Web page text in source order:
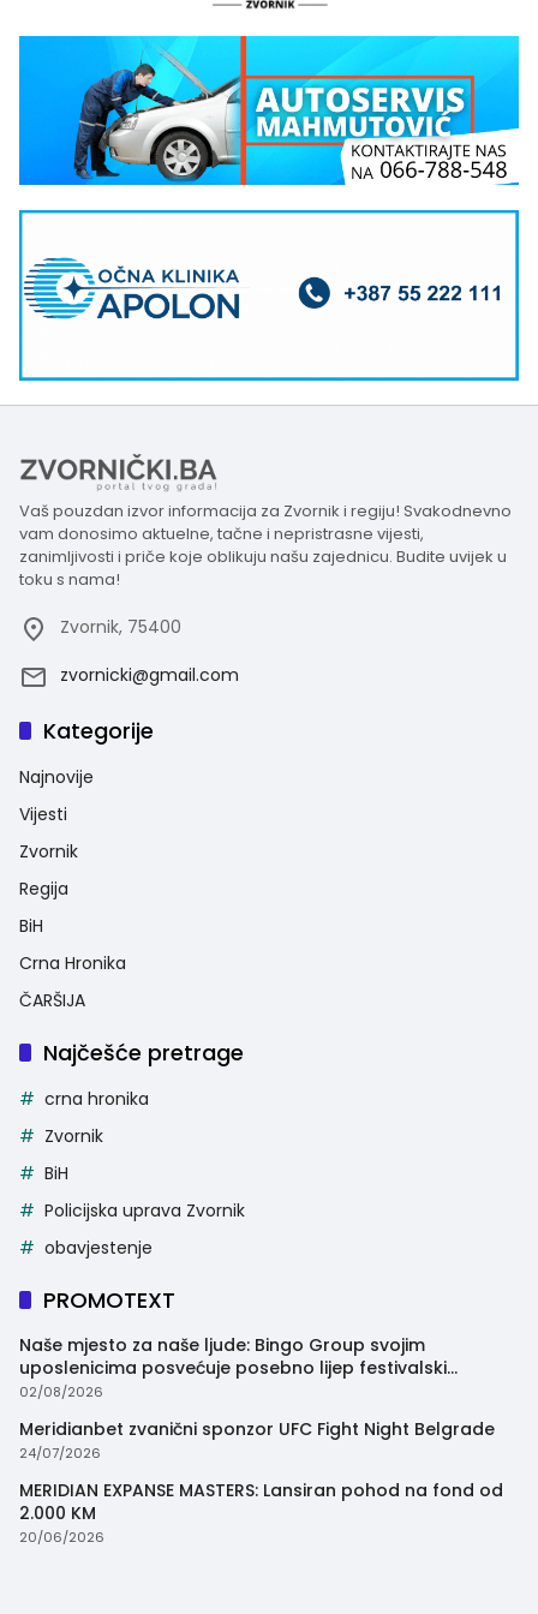
Vaš pouzdan izvor informacija za Zvornik i regiju! Svakodnevno
vam donosimo aktuelne, tačne i nepristrasne vijesti,
zanimljivosti i priče koje oblikuju našu zajednicu. Budite uvijek u
toku s nama!
Zvornik, 75400
zvornicki@gmail.com
Kategorije
Najnovije
Vijesti
Zvornik
Regija
BiH
Crna Hronika
ČARŠIJA
Najčešće pretrage
crna hronika
Zvornik
BiH
Policijska uprava Zvornik
obavjestenje
PROMOTEXT
Naše mjesto za naše ljude: Bingo Group svojim
uposlenicima posvećuje posebno lijep festivalski
trenutak
02/08/2026
Meridianbet zvanični sponzor UFC Fight Night Belgrade
24/07/2026
MERIDIAN EXPANSE MASTERS: Lansiran pohod na fond od
2.000 KM
20/06/2026